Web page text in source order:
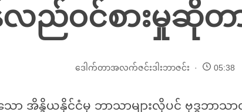
န်လည်ဝင်စားမှုဆို
ဒေါက်တာအလက်ဇင်းဒါးဘာဇင်း 05:38
သော အိန္ဒိယနိုင်ငံမှ ဘာသာများလိုပင် ဗုဒ္ဓဘာသ